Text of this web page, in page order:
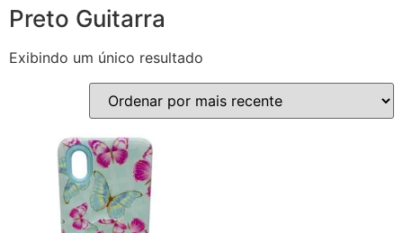
Preto Guitarra
Exibindo um único resultado